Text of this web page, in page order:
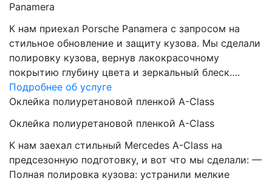
Panamera
К нам приехал Porsche Panamera с запросом на
стильное обновление и защиту кузова. Мы сделали
полировку кузова, вернув лакокрасочному
покрытию глубину цвета и зеркальный блеск….
Подробнее об услуге
Оклейка полиуретановой пленкой A-Class
Оклейка полиуретановой пленкой A-Class
К нам заехал стильный Mercedes A-Class на
предсезонную подготовку, и вот что мы сделали: —
Полная полировка кузова: устранили мелкие